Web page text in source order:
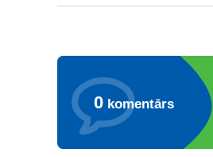
0 komentārs